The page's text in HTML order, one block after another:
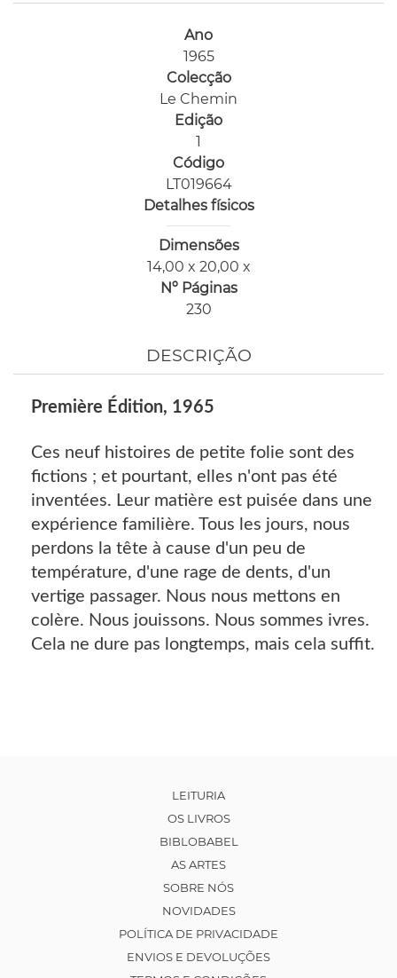
Ano
1965
Colecção
Le Chemin
Edição
1
Código
LT019664
Detalhes físicos
Dimensões
14,00 x 20,00 x
Nº Páginas
230
DESCRIÇÃO
Première Édition, 1965
Ces neuf histoires de petite folie sont des
fictions ; et pourtant, elles n'ont pas été
inventées. Leur matière est puisée dans une
expérience familière. Tous les jours, nous
perdons la tête à cause d'un peu de
température, d'une rage de dents, d'un
vertige passager. Nous nous mettons en
colère. Nous jouissons. Nous sommes ivres.
Cela ne dure pas longtemps, mais cela suffit.
LEITURIA
OS LIVROS
BIBLOBABEL
AS ARTES
SOBRE NÓS
NOVIDADES
POLÍTICA DE PRIVACIDADE
ENVIOS E DEVOLUÇÕES